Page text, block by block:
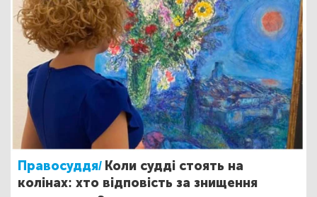
Правосуддя/ Коли судді стоять на
колінах: хто відповість за знищення